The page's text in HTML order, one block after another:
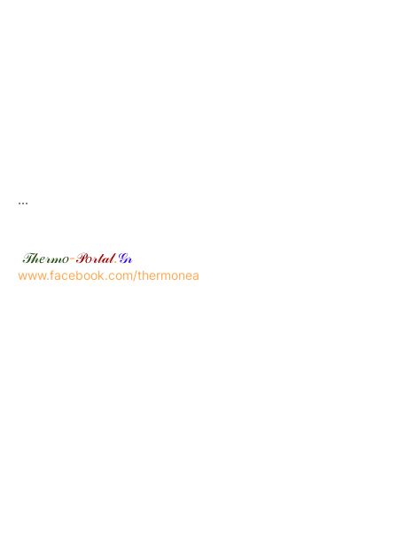
...
𝒯𝒽𝑒𝓇𝓂𝑜-𝒫𝑜𝓇𝓉𝒶𝓁.𝒢𝓇
www.facebook.com/thermonea